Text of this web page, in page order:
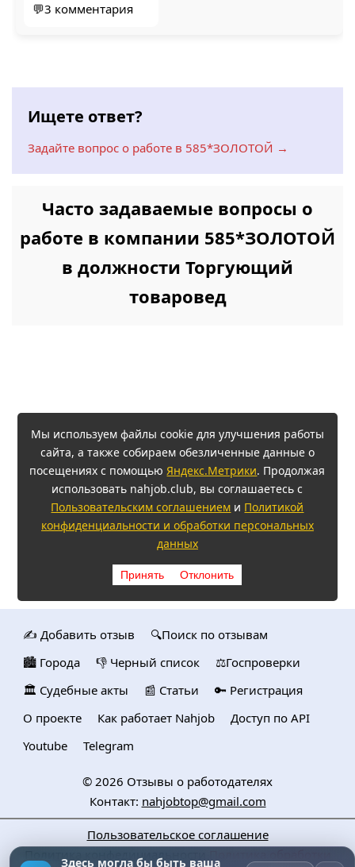
💬3 комментария
Ищете ответ?
Задайте вопрос о работе в 585*ЗОЛОТОЙ →
Часто задаваемые вопросы о
работе в компании 585*ЗОЛОТОЙ
в должности Торгующий
товаровед
Мы используем файлы cookie для улучшения работы
сайта, а также собираем обезличенные данные о
посещениях с помощьюЯндекс.Метрики. Продолжая
использовать nahjob.club, вы соглашаетесь с
Пользовательским соглашением и Политикой
конфиденциальности и обработки персональных
данных
Принять Отклонить
✍️ Добавить отзыв
🔍Поиск по отзывам
🏙️ Городa
👎 Черный список
⚖️Госпроверки
🏛️ Судебные акты
📰 Статьи
🔑 Регистрация
О проекте
Как работает Nahjob
Доступ по API
Youtube
Telegram
© 2026 Отзывы о работодателях
Контакт: nahjobtop@gmail.com
Пользовательское соглашение
Политика конфедициальности
Здесь могла бы быть ваша